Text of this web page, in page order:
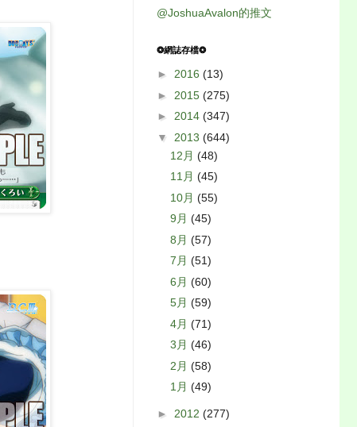
@JoshuaAvalon的推文
❂網誌存檔❂
► 2016 (13)
► 2015 (275)
► 2014 (347)
▼ 2013 (644)
12月 (48)
11月 (45)
10月 (55)
9月 (45)
8月 (57)
7月 (51)
6月 (60)
5月 (59)
4月 (71)
3月 (46)
2月 (58)
1月 (49)
► 2012 (277)